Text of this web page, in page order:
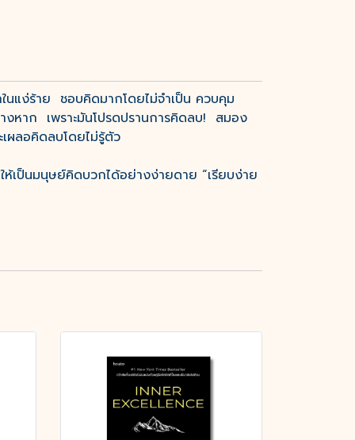
นแง่ร้าย ชอบคิดมากโดยไม่จำเป็น ควบคุม
าก เพราะมันโปรดปรานการคิดลบ! สมอง
ผลอคิดลบโดยไม่รู้ตัว
ห้เป็นมนุษย์คิดบวกได้อย่างง่ายดาย “เรียบง่าย